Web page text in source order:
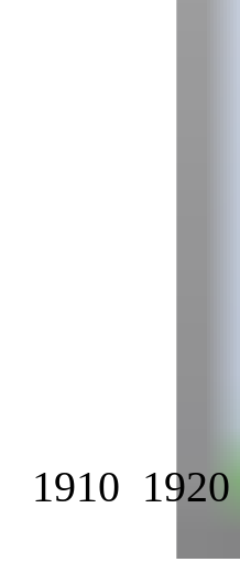
1910 1920